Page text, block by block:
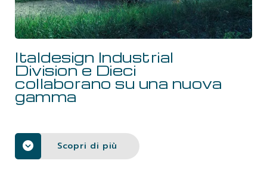
LAVORA CON NOI
CONTATTI
Italdesign Industrial
Division e Dieci
collaborano su una nuova
gamma
Scopri di più